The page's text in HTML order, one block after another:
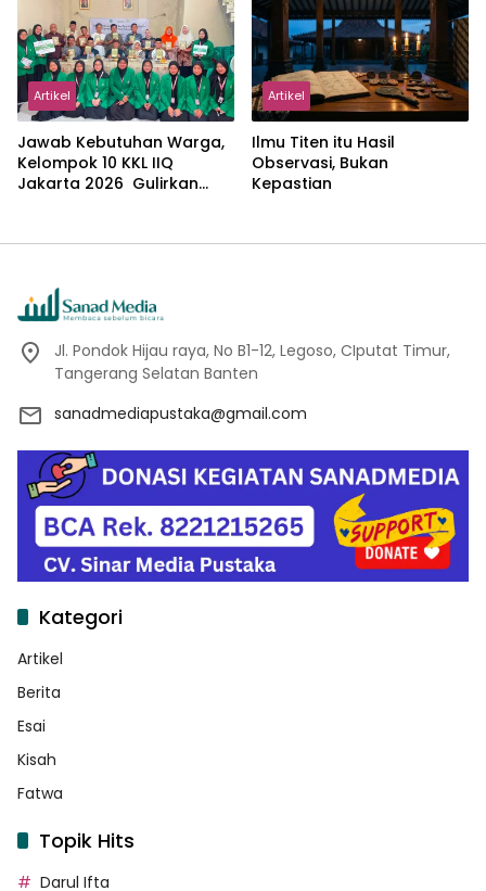
Abdillah
Artikel
Jawab Kebutuhan Warga,
Kelompok 10 KKL IIQ
Jakarta 2026 Gulirkan
Artikel
Ilmu Titen itu Hasil
Observasi, Bukan
Kepastian
Jl. Pondok Hijau raya, No B1-12, Legoso, CIputat Timur,
Tangerang Selatan Banten
sanadmediapustaka@gmail.com
Kategori
Artikel
Berita
Esai
Kisah
Fatwa
Topik Hits
Darul Ifta